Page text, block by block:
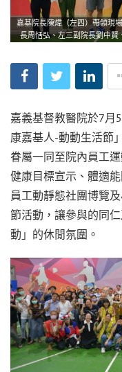
嘉基院長陳煒（左四）帶領現
長周恬弘、左三副院長劉中賢
嘉義基督教醫院於7月
康嘉基人-動動生活節
眷屬一同至院內員工
健康目標宣示、體適
員工動靜態社團博覽
節活動，讓參與的同
動」的休閒氛圍。